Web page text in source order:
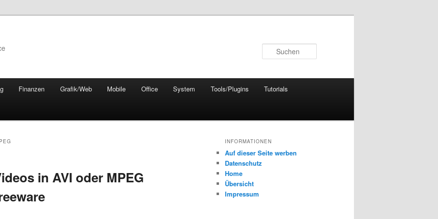
Finanzen Grafik/Web Mobile Office System Tools/Plugins Tutorials
in AVI oder MPEG
INFORMATIONEN
Auf dieser Seite werben
Datenschutz
Home
Übersicht
Impressum